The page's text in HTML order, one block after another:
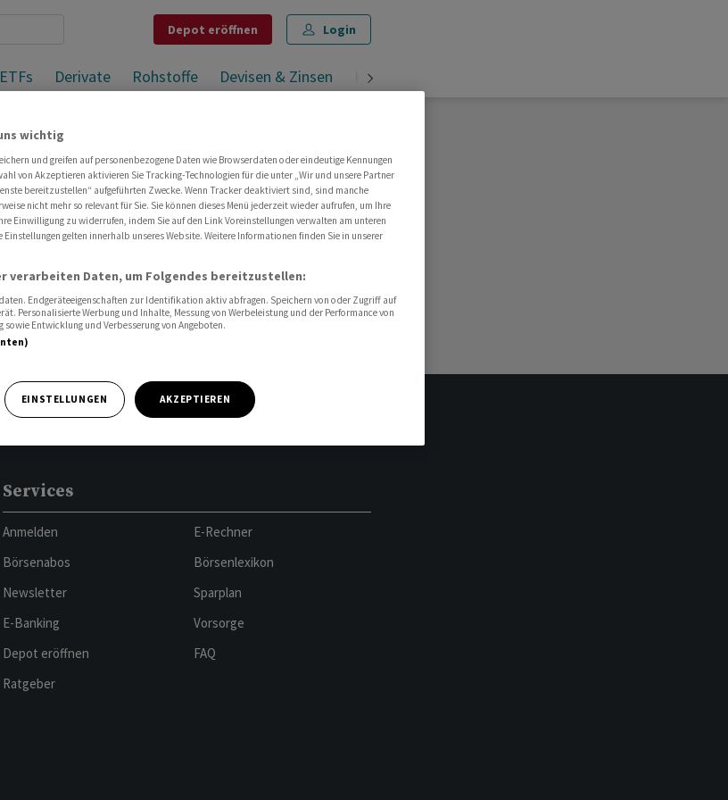
Depot eröffnen Login
ETFs Derivate Rohstoffe Devisen & Zinsen Krypto
only.
Services
Anmelden
Börsenabos
Newsletter
E-Banking
Depot eröffnen
Ratgeber
E-Rechner
Börsenlexikon
Sparplan
Vorsorge
FAQ
wichtig
und greifen auf personenbezogene Daten wie Browserdaten oder eindeutige Kennungen
von Akzeptieren aktivieren Sie Tracking-Technologien für die unter „Wir und unsere Partner
bereitzustellen“ aufgeführten Zwecke. Wenn Tracker deaktiviert sind, sind manche
nicht mehr so relevant für Sie. Sie können dieses Menü jederzeit wieder aufrufen, um Ihre
Einwilligung zu widerrufen, indem Sie auf den Link Voreinstellungen verwalten am unteren
Einstellungen gelten innerhalb unseres Website. Weitere Informationen finden Sie in unserer
verarbeiten Daten, um Folgendes bereitzustellen:
Endgeräteeigenschaften zur Identifikation aktiv abfragen. Speichern von oder Zugriff auf
Personalisierte Werbung und Inhalte, Messung von Werbeleistung und der Performance von
Entwicklung und Verbesserung von Angeboten.
EINSTELLUNGEN AKZEPTIEREN